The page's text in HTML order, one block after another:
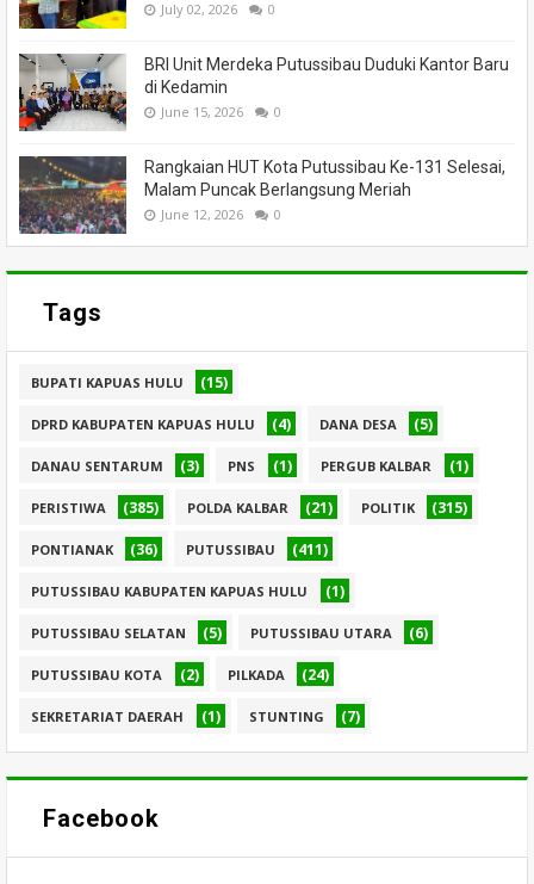
July 02, 2026 0
BRI Unit Merdeka Putussibau Duduki Kantor Baru
di Kedamin
June 15, 2026 0
Rangkaian HUT Kota Putussibau Ke-131 Selesai,
Malam Puncak Berlangsung Meriah
June 12, 2026 0
Tags
BUPATI KAPUAS HULU (15)
DPRD KABUPATEN KAPUAS HULU (4) DANA DESA (5)
DANAU SENTARUM (3) PNS (1) PERGUB KALBAR (1)
PERISTIWA (385) POLDA KALBAR (21) POLITIK (315)
PONTIANAK (36) PUTUSSIBAU (411)
PUTUSSIBAU KABUPATEN KAPUAS HULU (1)
PUTUSSIBAU SELATAN (5) PUTUSSIBAU UTARA (6)
PUTUSSIBAU KOTA (2) PILKADA (24)
SEKRETARIAT DAERAH (1) STUNTING (7)
Facebook